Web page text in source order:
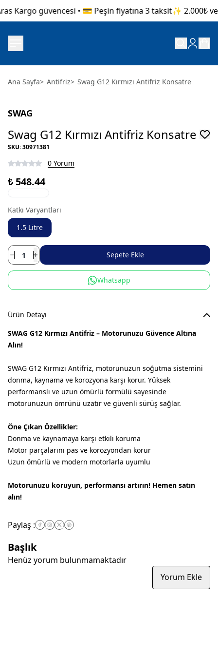
Kargo güvencesi • 💳 Peşin fiyatına 3 taksit✨ 2.000₺ ve
Ana Sayfa> Antifriz> Swag G12 Kırmızı Antifriz Konsatre
SWAG
Swag G12 Kırmızı Antifriz Konsatre
SKU:30971381
0 Yorum
₺ 548.44
Katkı Varyantları
1.5 Litre
Sepete Ekle
Whatsapp
Ürün Detayı
SWAG G12 Kırmızı Antifriz – Motorunuzu Güvence Altına
Alın!
SWAG G12 Kırmızı Antifriz, motorunuzun soğutma sistemini
donma, kaynama ve korozyona karşı korur. Yüksek
performanslı ve uzun ömürlü formülü sayesinde
motorunuzun ömrünü uzatır ve güvenli sürüş sağlar.
Öne Çıkan Özellikler:
Donma ve kaynamaya karşı etkili koruma
Motor parçalarını pas ve korozyondan korur
Uzun ömürlü ve modern motorlarla uyumlu
Motorunuzu koruyun, performansı artırın! Hemen satın
alın!
Paylaş :
Başlık
Henüz yorum bulunmamaktadır
Yorum Ekle